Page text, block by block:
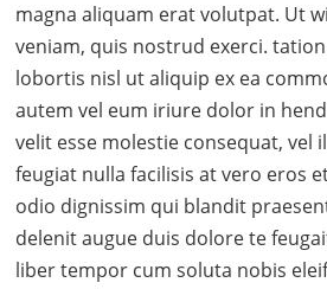
magna aliquam erat volutpat. Ut
veniam, quis nostrud exerci.
lobortis nisl ut aliquip ex ea
autem vel eum iriure dolor in
velit esse molestie consequat, vel
feugiat nulla facilisis at vero eros
odio dignissim qui blandit
delenit augue duis dolore te
liber tempor cum soluta nobis